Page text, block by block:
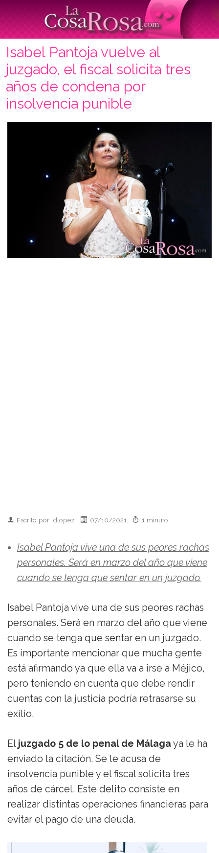
Isabel Pantoja vuelve al
juzgado, el fiscal solicita tres
años de condena por
insolvencia punible
Escrito por: dlopez 07/10/2021 1 minuto
Isabel Pantoja vive una de sus peores rachas
personales. Será en marzo del año que viene
cuando se tenga que sentar en un juzgado.
Isabel Pantoja vive una de sus peores rachas
personales. Será en marzo del año que viene
cuando se tenga que sentar en un juzgado.
Es importante mencionar que mucha gente
está afirmando ya que ella va a irse a Méjico,
pero teniendo en cuenta que debe rendir
cuentas con la justicia podría retrasarse su
exilio.
El juzgado 5 de lo penal de Málaga ya le ha
enviado la citación. Se le acusa de
insolvencia punible y el fiscal solicita tres
años de cárcel. Este delito consiste en
realizar distintas operaciones financieras para
evitar el pago de una deuda.